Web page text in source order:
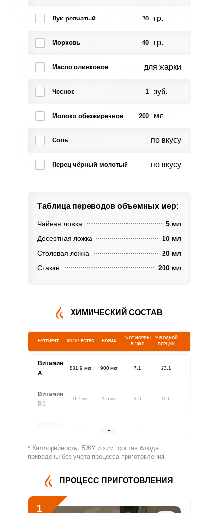
Лук репчатый 30 гр.
Морковь 40 гр.
Масло оливковое для жарки
Чеснок 1 зуб.
Молоко обезжиренное 200 мл.
Соль по вкусу
Перец чёрный молотый по вкусу
Таблица переводов объемных мер:
Чайная ложка
5 мл
Десертная ложка
10 мл
Столовая ложка
20 мл
Стакан
200 мл
ХИМИЧЕСКИЙ СОСТАВ
НУТРИЕНТ КОЛИЧЕСТВО НОРМА
% ОТ НОРМЫ
В 100 Г
% В ОДНОЙ
ПОРЦИИ
Витамин
A
831.9 мкг 900 мкг 7.1 23.1
Витамин
В1
0.7 мг 1.5 мг 3.5 11.6
1.8 мг
Витамин
108.4 мг 500 мг 1.7 5.4
Витамин
В5
* Каллорийность, БЖУ и хим. состав блюда
приведены без учета процесса приготовления.
ПРОЦЕСС ПРИГОТОВЛЕНИЯ
1